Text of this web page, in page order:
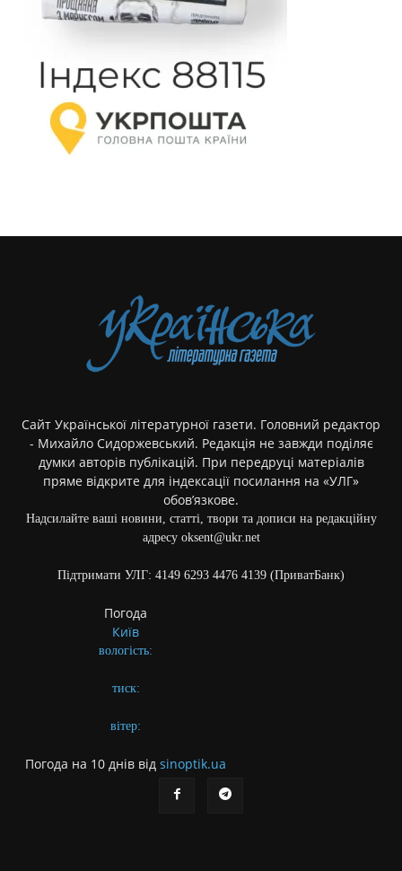
Сайт Української літературної газети. Головний редактор
- Михайло Сидоржевський. Редакція не завжди поділяє
думки авторів публікацій. При передруці матеріалів
пряме відкрите для індексації посилання на «УЛГ»
обов’язкове.
Надсилайте ваші новини, статті, твори та дописи на редакційну
адресу oksent@ukr.net
Підтримати УЛГ: 4149 6293 4476 4139 (ПриватБанк)
Погода
Київ
вологість:
тиск:
вітер:
Погода на 10 днів від sinoptik.ua